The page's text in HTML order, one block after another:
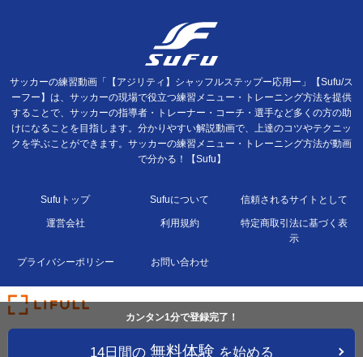
カンタン1分で登録完了！
14日間の 無料体験 を始める
サッカーの練習動画「【アジリティ】シャッフルステップー応用ー」【Sufu/ス
ーフー】は、サッカーの現場で役立つ練習メニュー・トレーニング方法を提供
することで、サッカーの指導者・トレーナー・コーチ・選手など多くの方の助
けになることを目指します。分かりやすい解説動画で、上達のコツやテクニッ
クを学ぶことができます。サッカーの練習メニュー・トレーニング方法が動画
で分かる！【Sufu】
Sufuトップ Sufuについて 信頼されるサイトとして
運営会社 利用規約
特定商取引法に基づく表
示
プライバシーポリシー お問い合わせ